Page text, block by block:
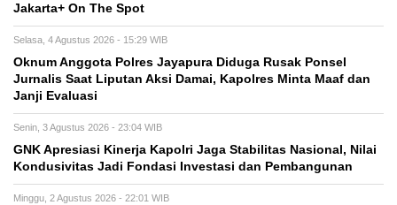
Jakarta+ On The Spot
Selasa, 4 Agustus 2026 - 15:29 WIB
Oknum Anggota Polres Jayapura Diduga Rusak Ponsel
Jurnalis Saat Liputan Aksi Damai, Kapolres Minta Maaf dan
Janji Evaluasi
Senin, 3 Agustus 2026 - 23:04 WIB
GNK Apresiasi Kinerja Kapolri Jaga Stabilitas Nasional, Nilai
Kondusivitas Jadi Fondasi Investasi dan Pembangunan
Minggu, 2 Agustus 2026 - 22:01 WIB